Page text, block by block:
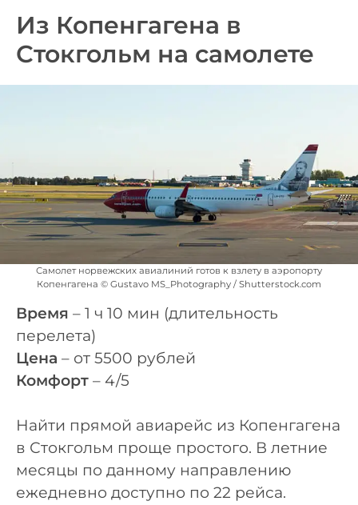
Из Копенгагена в
Стокгольм на самолете
Самолет норвежских авиалиний готов к взлету в аэропорту
Копенгагена © Gustavo MS_Photography / Shutterstock.com
Время – 1 ч 10 мин (длительность
перелета)
Цена – от 5500 рублей
Комфорт – 4/5
Найти прямой авиарейс из Копенгагена
в Стокгольм проще простого. В летние
месяцы по данному направлению
ежедневно доступно по 22 рейса.